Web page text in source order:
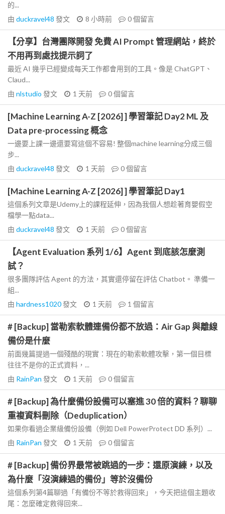
的...
由 duckravel48 發文 8 小時前 0個留言
【分享】台灣團隊開發 免費 AI Prompt 管理網站，終於
不用再到處找提示詞了
最近 AI 幾乎已經變成每天工作都會用到的工具。像是 ChatGPT、
Claud...
由 nlstudio 發文 1 天前 0個留言
[Machine Learning A-Z [2026] ] 學習筆記 Day2 ML 及
Data pre-processing 概念
一邊要上課一邊還要寫這個不容易! 整個machine learning分成三個
步...
由 duckravel48 發文 1 天前 0個留言
[Machine Learning A-Z [2026] ] 學習筆記 Day1
這個系列文章是Udemy上的課程延伸，因為我個人想趁著育嬰假空
檔學一點data...
由 duckravel48 發文 1 天前 0個留言
【Agent Evaluation 系列 1/6】Agent 到底該怎麼測
試？
很多團隊評估 Agent 的方法，其實還停留在評估 Chatbot。 準備一
組...
由 hardness1020發文 1 天前 1 個留言
# [Backup] 當勒索軟體連備份都不放過：Air Gap 與離線
備份是什麼
前面幾篇提過一個殘酷的現實：現在的勒索軟體攻擊，第一個目標
往往不是你的正式資料，...
由 RainPan 發文 1 天前 0個留言
# [Backup] 為什麼備份設備可以塞進 30 倍的資料？聊聊
重複資料刪除（Deduplication）
如果你看過企業級備份設備（例如 Dell PowerProtect DD 系列）...
由 RainPan 發文 1 天前 0個留言
# [Backup] 備份界最常被跳過的一步：還原演練，以及
為什麼「沒演練過的備份」等於沒備份
這個系列第4篇聊過「有備份不等於救得回來」，今天把這個主題收
尾：怎麼確定救得回來...